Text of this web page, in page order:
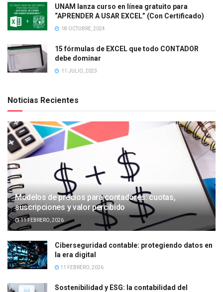
UNAM lanza curso en línea gratuito para
“APRENDER A USAR EXCEL” (Con Certificado)
18 OCTUBRE, 2024
15 fórmulas de EXCEL que todo CONTADOR
debe dominar
11 JULIO, 2023
Noticias Recientes
Modelos de precios para contadores: cuotas,
suscripciones y valor percibido
11 FEBRERO, 2026
Ciberseguridad contable: protegiendo datos en
la era digital
11 FEBRERO, 2026
Sostenibilidad y ESG: la contabilidad del